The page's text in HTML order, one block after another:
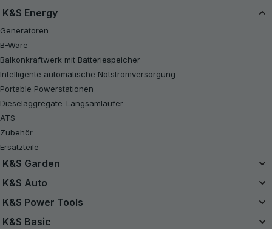
K&S Energy
Generatoren
B-Ware
Balkonkraftwerk mit Batteriespeicher
Intelligente automatische Notstromversorgung
Portable Powerstationen
Dieselaggregate-Langsamläufer
ATS
Zubehör
Ersatzteile
K&S Garden
Das Einzelbatteriesystem
Kettensägen
K&S Auto
Luftkompressor
K&S Power Tools
Akku-Werkzeuge
K&S Basic